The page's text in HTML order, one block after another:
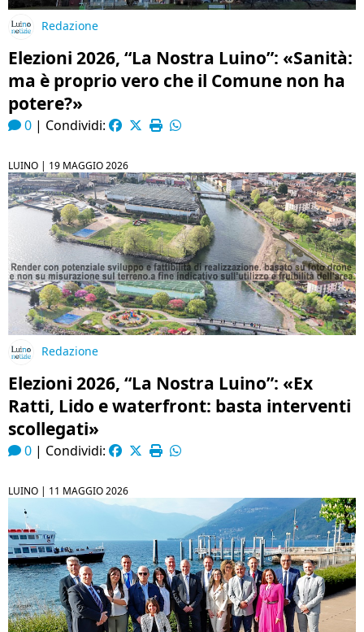
Redazione
Elezioni 2026, “La Nostra Luino”: «Sanità:
ma è proprio vero che il Comune non ha
potere?»
0 | Condividi:
LUINO | 19 MAGGIO 2026
Redazione
Elezioni 2026, “La Nostra Luino”: «Ex
Ratti, Lido e waterfront: basta interventi
scollegati»
0 | Condividi:
LUINO | 11 MAGGIO 2026